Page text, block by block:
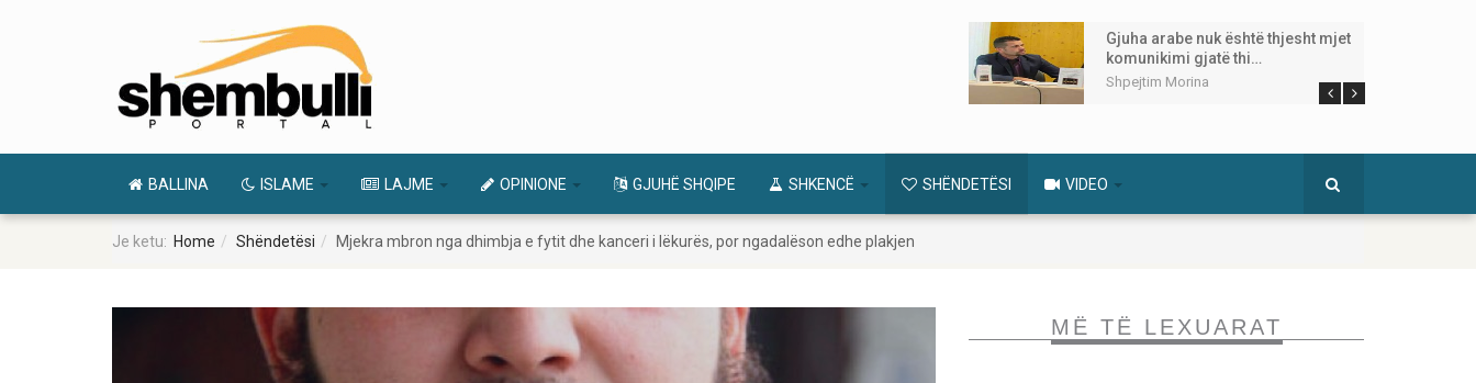
Gjuha arabe nuk është thjesht mjet
komunikimi gjatë thi…
Shpejtim Morina
BALLINA ISLAME LAJME OPINIONE GJUHË SHQIPE SHKENCË SHËNDETËSI VIDEO
Je ketu: Home Shëndetësi Mjekra mbron nga dhimbja e fytit dhe kanceri i lëkurës, por ngadalëson edhe plakjen
MË TË LEXUARAT